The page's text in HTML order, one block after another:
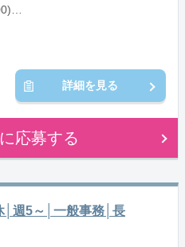
詳細を見る
応募する
│週5～│一般事務│長